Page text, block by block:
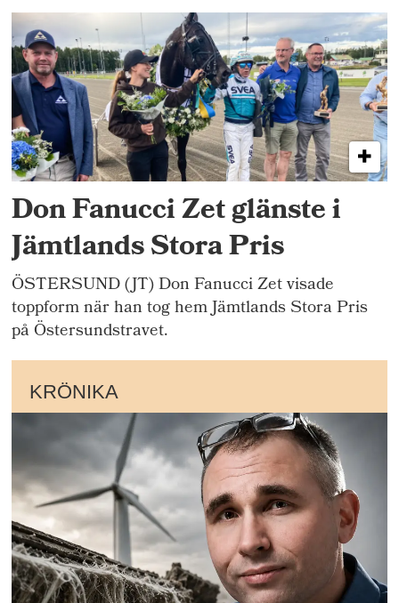
Don Fanucci Zet glänste i
Jämtlands Stora Pris
ÖSTERSUND (JT) Don Fanucci Zet visade
toppform när han tog hem Jämtlands Stora Pris
på Östersundstravet.
KRÖNIKA